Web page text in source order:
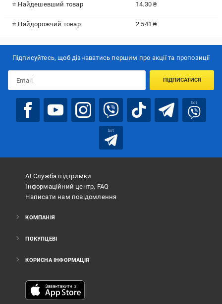
⭐ Найдешевший товар 14.30 ₴
⭐ Найдорожчий товар 2 541 ₴
Підписуйтесь, щоб дізнаватись першим про акції та пропозиції
ПІДПИСАТИСЯ
bot
bot
АІ Служба підтримки
Інформаційний центр, FAQ
Написати нам повідомлення
КОМПАНІЯ
ПОКУПЦЕВІ
КОРИСНА ІНФОРМАЦІЯ